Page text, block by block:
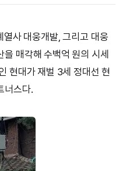
열사 대웅개발, 그리고 대웅
매각해 수백억 원의 시세
현대가 재벌 3세 정대선 현
너스다.